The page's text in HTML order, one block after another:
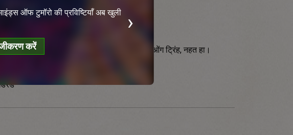
ऑफ टुमॉरो की प्रविष्टियाँ अब खुली
करें
›
थू हुयेन, बैगियो साएती, डक टिएन, आन्ह दुंग, ट्रिज़ फुओंग ट्रिंह, नहत हा।